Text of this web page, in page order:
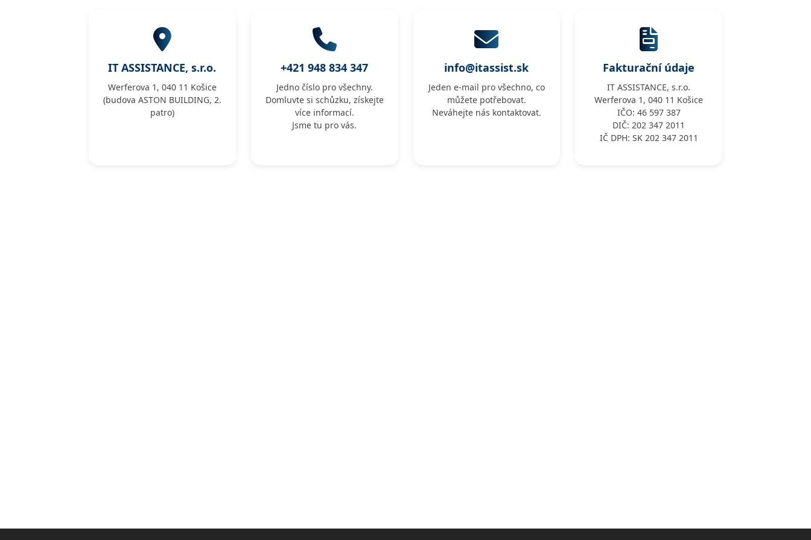
IT ASSISTANCE, s.r.o.
Werferova 1, 040 11 Košice
(budova ASTON BUILDING, 2.
patro)
+421 948 834 347
Jedno číslo pro všechny.
Domluvte si schůzku, získejte
více informací.
Jsme tu pro vás.
info@itassist.sk
Jeden e-mail pro všechno, co
můžete potřebovat.
Neváhejte nás kontaktovat.
Fakturační údaje
IT ASSISTANCE, s.r.o.
Werferova 1, 040 11 Košice
IČO: 46 597 387
DIČ: 202 347 2011
IČ DPH: SK 202 347 2011